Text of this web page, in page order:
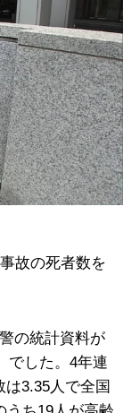
故の死者数を
の統計資料が
でした。4年連
3.35人で全国